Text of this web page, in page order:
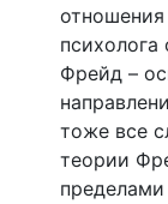
психолога
Фрейд –
тоже все
теории